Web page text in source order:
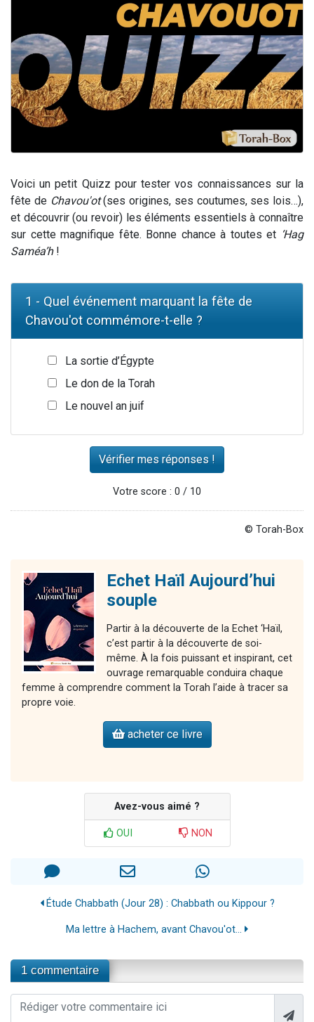
Nouvelle émission radio : Visions de grandeur n°104 : Le Chabbath et le Birkat Hamazone à travers le temps
61 personnes viennent de demander une bénédiction
Ariel vient de donner son Maasser
Il reste 49 places pour étudier en groupe sur Zoom
Eva vient de donner son Maasser
Voici un petit Quizz pour tester vos connaissances sur la
fête de Chavou'ot(ses origines, ses coutumes, ses lois…),
et découvrir (ou revoir) les éléments essentiels à connaître
sur cette magnifique fête. Bonne chance à toutes et ‘Hag
Saméa’h!
1 - Quel événement marquant la fête de
Chavou'ot commémore-t-elle ?
La sortie d’Égypte
Le don de la Torah
Le nouvel an juif
Votre score : 0 / 10
© Torah-Box
Echet Haïl Aujourd’hui
souple
Partir à la découverte de la Echet ‘Haïl,
c’est partir à la découverte de soi-
même. À la fois puissant et inspirant, cet
ouvrage remarquable conduira chaque
femme à comprendre comment la Torah l’aide à tracer sa
propre voie.
acheter ce livre
Avez-vous aimé ?
OUI NON
Étude Chabbath (Jour 28) : Chabbath ou Kippour ?
Ma lettre à Hachem, avant Chavou'ot...
1 commentaire